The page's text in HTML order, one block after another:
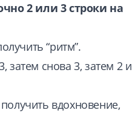
2 или 3 строки на
“ритм”.
затем снова 3, затем 2 и
вдохновение,